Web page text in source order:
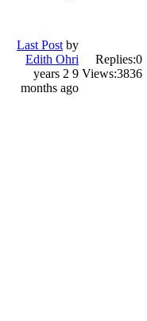
Replies:0
Views:3836
Last Post by
Edith Ohri
9 years 2
months ago